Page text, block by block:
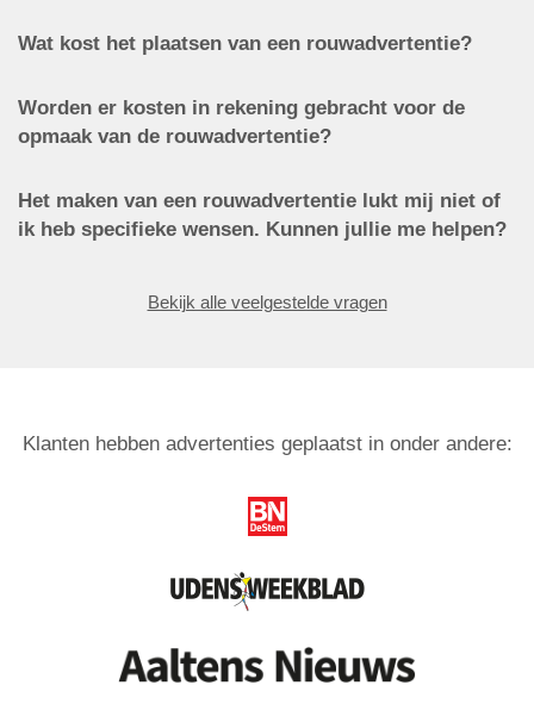
Wat kost het plaatsen van een rouwadvertentie?
Worden er kosten in rekening gebracht voor de
opmaak van de rouwadvertentie?
Het maken van een rouwadvertentie lukt mij niet of
ik heb specifieke wensen. Kunnen jullie me helpen?
Bekijk alle veelgestelde vragen
Klanten hebben advertenties geplaatst in onder andere: